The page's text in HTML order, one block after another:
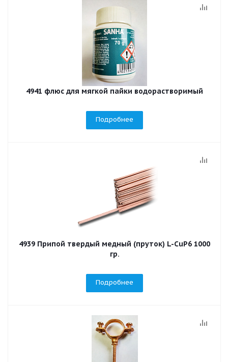
4941 флюс для мягкой пайки водорастворимый
Подробнее
4939 Припой твердый медный (пруток) L-CuP6 1000
гр.
Подробнее